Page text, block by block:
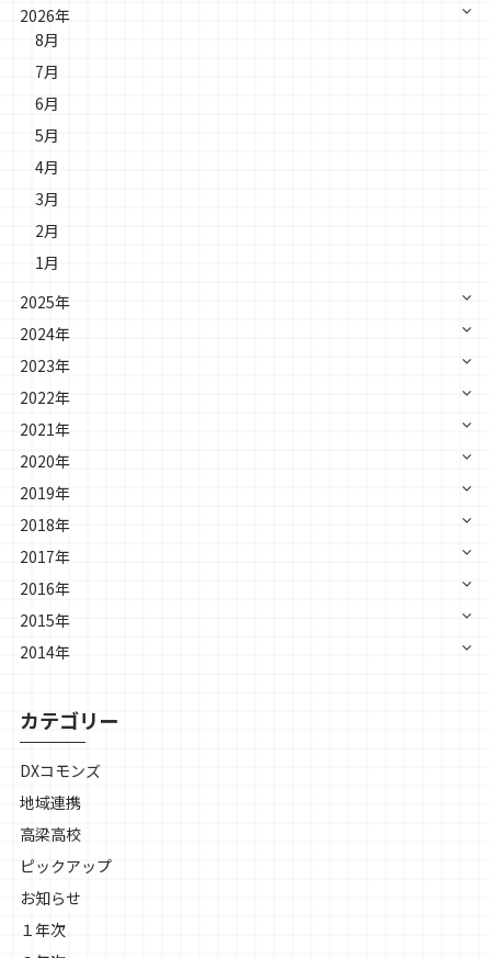
2026年
8月
7月
6月
5月
4月
3月
2月
1月
2025年
2024年
2023年
2022年
2021年
2020年
2019年
2018年
2017年
2016年
2015年
2014年
カテゴリー
DXコモンズ
地域連携
高梁高校
ピックアップ
お知らせ
１年次